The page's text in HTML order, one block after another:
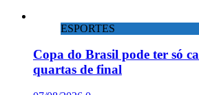
ESPORTES
Copa do Brasil pode ter só
quartas de final